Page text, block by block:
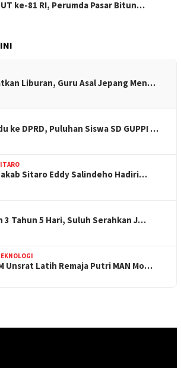
ke-81 RI, Perumda Pasar Bitun…
Liburan, Guru Asal Jepang Men…
ke DPRD, Puluhan Siswa SD GUPPI …
Sitaro Eddy Salindeho Hadiri…
3 Tahun 5 Hari, Suluh Serahkan J…
Unsrat Latih Remaja Putri MAN Mo…